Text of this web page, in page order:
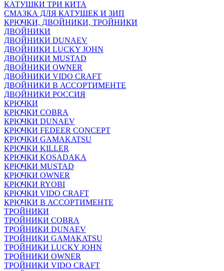
КАТУШКИ ТРИ КИТА
СМАЗКА ДЛЯ КАТУШЕК И ЗИП
КРЮЧКИ, ДВОЙНИКИ, ТРОЙНИКИ
ДВОЙНИКИ
ДВОЙНИКИ DUNAEV
ДВОЙНИКИ LUCKY JOHN
ДВОЙНИКИ MUSTAD
ДВОЙНИКИ OWNER
ДВОЙНИКИ VIDO CRAFT
ДВОЙНИКИ В АССОРТИМЕНТЕ
ДВОЙНИКИ РОССИЯ
КРЮЧКИ
КРЮЧКИ COBRA
КРЮЧКИ DUNAEV
КРЮЧКИ FEDEER CONCEPT
КРЮЧКИ GAMAKATSU
КРЮЧКИ KILLER
КРЮЧКИ KOSADAKA
КРЮЧКИ MUSTAD
КРЮЧКИ OWNER
КРЮЧКИ RYOBI
КРЮЧКИ VIDO CRAFT
КРЮЧКИ В АССОРТИМЕНТЕ
ТРОЙНИКИ
ТРОЙНИКИ COBRA
ТРОЙНИКИ DUNAEV
ТРОЙНИКИ GAMAKATSU
ТРОЙНИКИ LUCKY JOHN
ТРОЙНИКИ OWNER
ТРОЙНИКИ VIDO CRAFT